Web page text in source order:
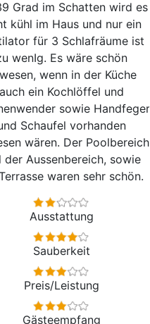
Grad im Schatten wird es
kühl im Haus und nur ein
für 3 Schlafräume ist
wenIg. Es wäre schön
wenn in der Küche
auch ein Kochlöffel und
sowie Handfeger
Schaufel vorhanden
wären. Der Poolbereich
der Aussenbereich, sowie
waren sehr schön.
Ausstattung
Sauberkeit
Preis/Leistung
Gästeempfang